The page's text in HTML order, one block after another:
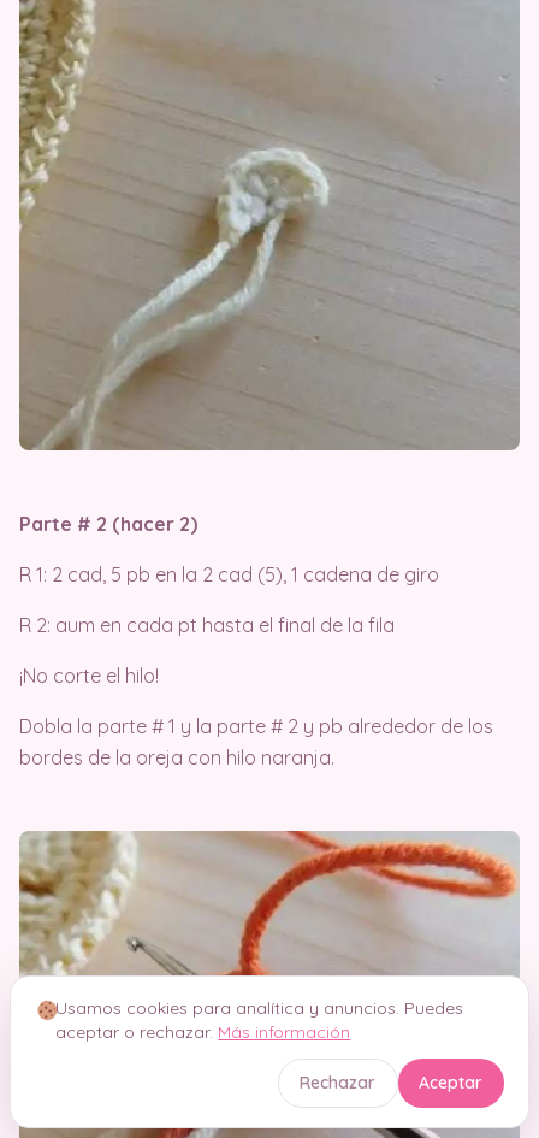
Parte # 2 (hacer 2)
R 1: 2 cad, 5 pb en la 2 cad (5), 1 cadena de giro
R 2: aum en cada pt hasta el final de la fila
¡No corte el hilo!
Dobla la parte # 1 y la parte # 2 y pb alrededor de los
bordes de la oreja con hilo naranja.
Usamos cookies para analítica y anuncios. Puedes
aceptar o rechazar. Más información
Rechazar Aceptar